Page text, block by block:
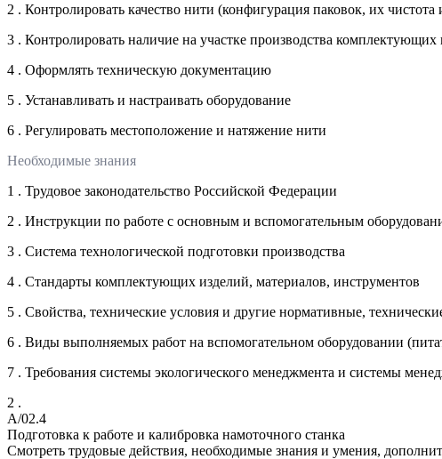
2 . Контролировать качество нити (конфигурация паковок, их
3 . Контролировать наличие на участке производства
4 . Оформлять техническую документацию
5 . Устанавливать и настраивать оборудование
6 . Регулировать местоположение и натяжение нити
Необходимые знания
1 . Трудовое законодательство Российской Федерации
2 . Инструкции по работе с основным и вспомогательным
3 . Система технологической подготовки производства
4 . Стандарты комплектующих изделий, материалов, инструментов
5 . Свойства, технические условия и другие нормативные,
6 . Виды выполняемых работ на вспомогательном оборудовании
7 . Требования системы экологического менеджмента и системы
2 .
A/02.4
Подготовка к работе и калибровка намоточного станка
Смотреть трудовые действия, необходимые знания и умения,